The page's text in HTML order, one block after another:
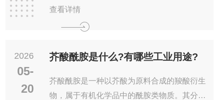
家族中进行对比，才能看清它的真实表
查看详情
2026
05-
20
芥酸酰胺是什么?有哪些工业用途?
芥酸酰胺是一种以芥酸为原料合成的羧酸衍生
物，属于有机化学品中的酰胺类物质。其分子